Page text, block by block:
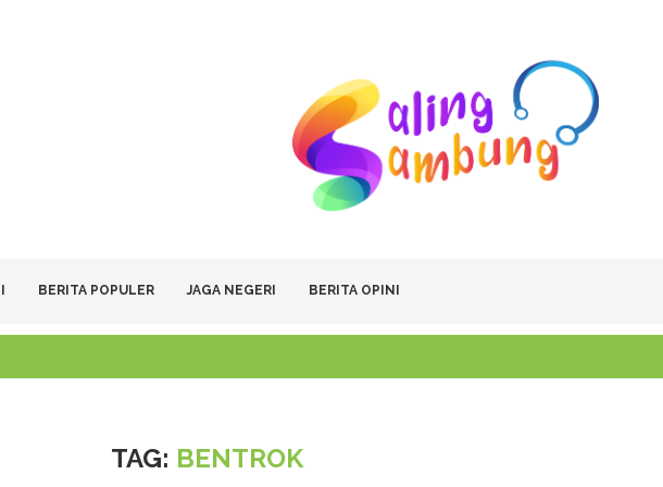
BERITA POPULER JAGA NEGERI BERITA OPINI
TAG: BENTROK